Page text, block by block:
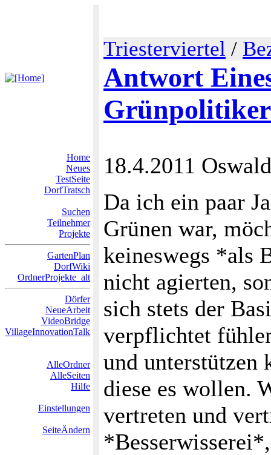
Triesterviertel /
Antwort
Home
Neues
TestSeite
DorfTratsch
Suchen
Teilnehmer
Projekte
GartenPlan
DorfWiki
OrdnerProjekte_alt
Dörfer
NeueArbeit
VideoBridge
VillageInnovationTalk
AlleOrdner
AlleSeiten
Hilfe
Einstellungen
SeiteÄndern
18.4.2011
Da ich ein paar
Grünen war,
keineswegs *als
nicht agierten,
sich stets der
verpflichtet
und unterstützen
diese es wollen.
vertreten und